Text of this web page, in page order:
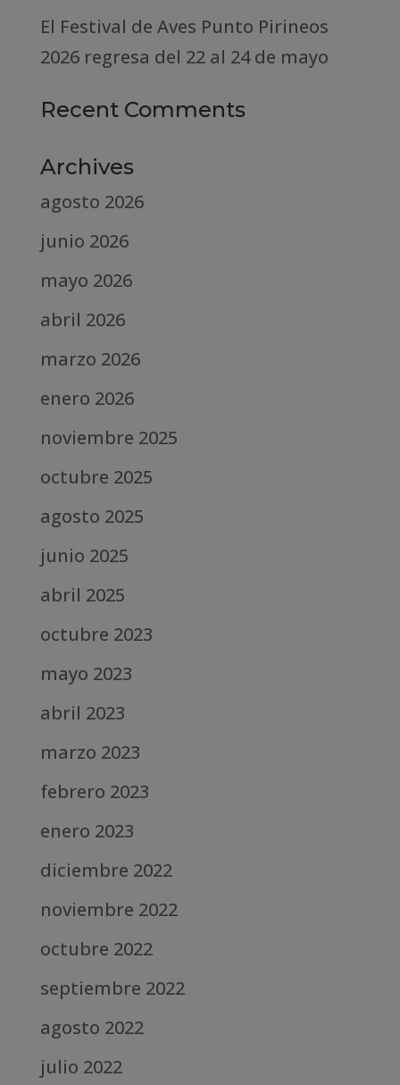
El Festival de Aves Punto Pirineos
2026 regresa del 22 al 24 de mayo
Recent Comments
Archives
agosto 2026
junio 2026
mayo 2026
abril 2026
marzo 2026
enero 2026
noviembre 2025
octubre 2025
agosto 2025
junio 2025
abril 2025
octubre 2023
mayo 2023
abril 2023
marzo 2023
febrero 2023
enero 2023
diciembre 2022
noviembre 2022
octubre 2022
septiembre 2022
agosto 2022
julio 2022